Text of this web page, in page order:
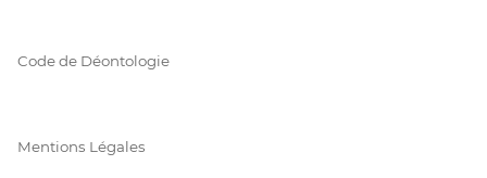
Code de Déontologie
Mentions Légales